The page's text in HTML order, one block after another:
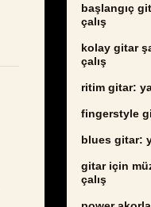
başlangıç
çalış
kolay gitar
çalış
ritim gitar:
fingerstyle
blues gitar:
gitar için
çalış